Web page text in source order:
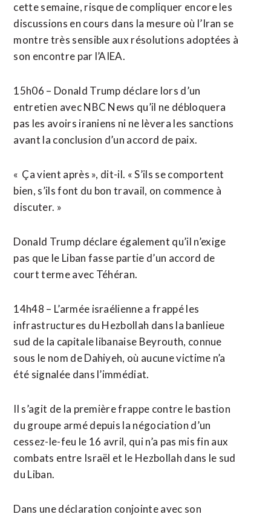
cette semaine, risque de compliquer encore les
discussions en cours dans la mesure où l’Iran se ​
montre très sensible aux résolutions adoptées à
son encontre par l’AIEA.
15h06 – Donald Trump déclare lors d’un
entretien avec NBC News qu’il ne débloquera
pas les avoirs iraniens ni ne lèvera les sanctions
avant la conclusion d’un accord de paix.
« Ça vient après », dit-il. « S’ils se comportent
bien, s’ils font du bon travail, on commence à
discuter. »
Donald Trump déclare également qu’il n’exige
pas que le Liban fasse partie d’un accord de
court terme avec Téhéran.
14h48 – L’armée israélienne a frappé les
infrastructures du Hezbollah dans la banlieue
sud de la capitale libanaise Beyrouth, connue
sous le nom de Dahiyeh, où aucune victime n’a
été signalée dans l’immédiat.
Il s’agit de la première frappe contre le bastion
du groupe armé depuis la négociation d’un
cessez-le-feu le 16 avril, qui n’a pas mis fin aux
combats entre Israël et le Hezbollah dans le sud
du Liban.
Dans une déclaration conjointe avec son